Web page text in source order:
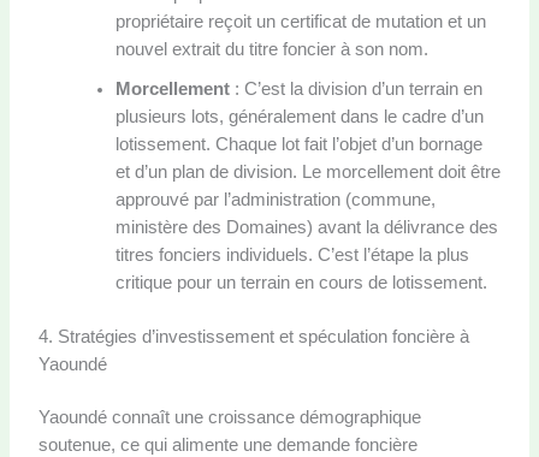
propriétaire reçoit un certificat de mutation et un
nouvel extrait du titre foncier à son nom.
Morcellement: C’est la division d’un terrain en
plusieurs lots, généralement dans le cadre d’un
lotissement. Chaque lot fait l’objet d’un bornage
et d’un plan de division. Le morcellement doit être
approuvé par l’administration (commune,
ministère des Domaines) avant la délivrance des
titres fonciers individuels. C’est l’étape la plus
critique pour un terrain en cours de lotissement.
4. Stratégies d’investissement et spéculation foncière à
Yaoundé
Yaoundé connaît une croissance démographique
soutenue, ce qui alimente une demande foncière